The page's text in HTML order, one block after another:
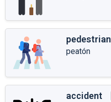
pedestrian
peatón
accident